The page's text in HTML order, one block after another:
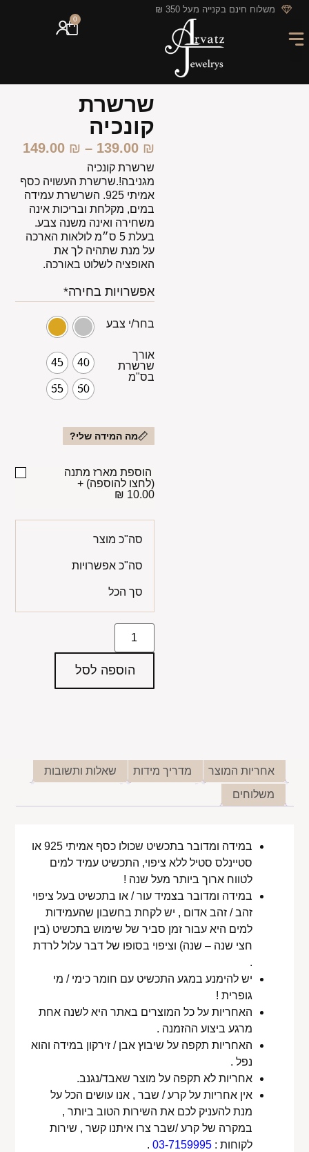
לתוכן משלוח חינם בקנייה מעל 350 ₪
0
שרשרת
קונכיה
139.00 ₪
–
149.00 ₪
שרשרת קונכיה
מגניבה!.שרשרת העשויה כסף
אמיתי 925. השרשרת עמידה
במים, מקלחת ובריכות אינה
משחירה ואינה משנה צבע.
בעלת 5 ס״מ לולאות הארכה
על מנת שתהיה לך את
האופציה לשלוט באורכה.
אפשרויות בחירה*
בחר/י צבע
אורך
שרשרת
בס"מ
40
45
50
55
מה המידה שלי?
הוספת מארז מתנה
(לחצו להוספה) +
10.00 ₪
סה"כ מוצר
סה"כ אפשרויות
סך הכל
הוספה לסל
אחריות המוצר מדריך מידות
שאלות ותשובות
משלוחים
במידה ומדובר בתכשיט שכולו כסף אמיתי 925 או
סטיינלס סטיל ללא ציפוי, התכשיט עמיד למים
לטווח ארוך ביותר מעל שנה !
במידה ומדובר בצמיד עור / או בתכשיט בעל ציפוי
זהב / זהב אדום , יש לקחת בחשבון שהעמידות
למים היא עבור זמן סביר של שימוש בתכשיט (בין
חצי שנה – שנה) וציפוי בסופו של דבר עלול לרדת
.
יש להימנע במגע התכשיט עם חומר כימי / מי
גופרית !
האחריות על כל המוצרים באתר היא לשנה אחת
מרגע ביצוע ההזמנה .
האחריות תקפה על שיבוץ אבן / זירקון במידה והוא
נפל .
אחריות לא תקפה על מוצר שאבד/נגנב.
אין אחריות על קרע / שבר , אנו עושים הכל על
מנת להעניק לכם את השירות הטוב ביותר ,
במקרה של קרע /שבר צרו איתנו קשר , שירות
לקוחות :03-7159995
.